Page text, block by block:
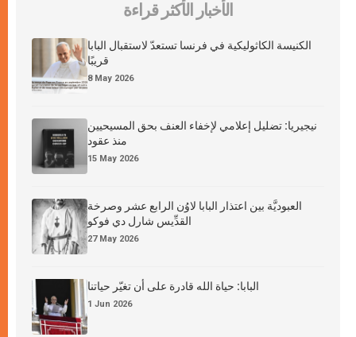
الأخبار الأكثر قراءة
الكنيسة الكاثوليكية في فرنسا تستعدّ لاستقبال البابا
قريبًا
8 May 2026
نيجيريا: تضليل إعلامي لإخفاء العنف بحق المسيحيين
منذ عقود
15 May 2026
العبوديَّة بين اعتذار البابا لاوُن الرابع عشر وصرخة
القدِّيس شارل دي فوكو
27 May 2026
البابا: حياة الله قادرة على أن تغيّر حياتنا
1 Jun 2026